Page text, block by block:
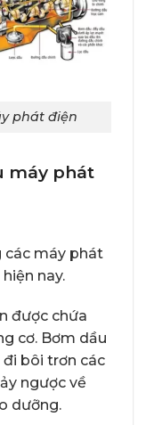
phát điện
máy phát
các máy phát
nay.
được chứa
cơ. Bơm dầu
bôi trơn các
ngược về
dưỡng.